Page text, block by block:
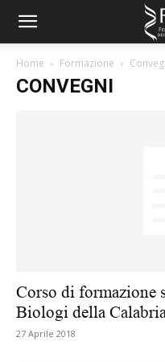
Home Formazione
CONVEGNI
Corso di formazione
Biologi della
27 Aprile 2018